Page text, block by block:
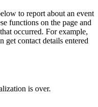
to report about an event
functions on the page and
occurred. For example,
contact details entered
is over.